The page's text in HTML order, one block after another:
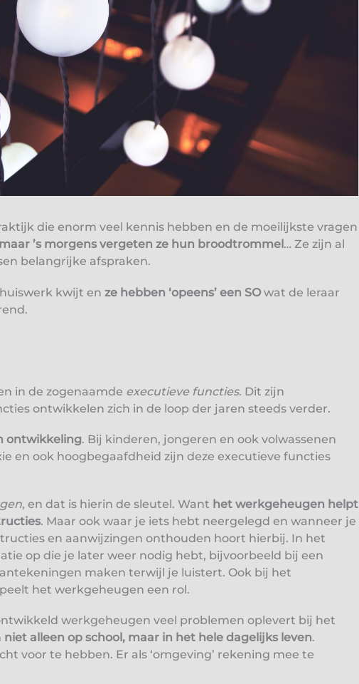
die enorm veel kennis hebben en de moeilijkste vragen
’s morgens vergeten ze hun broodtrommel … Ze zijn al
belangrijke afspraken.
kwijt en ze hebben ‘opeens’ een SOwat de leraar
in de zogenaamde executieve functies. Dit zijn
ontwikkelen zich in de loop der jaren steeds verder.
ontwikkeling. Bij kinderen, jongeren en ook volwassenen
en ook hoogbegaafdheid zijn deze executieve functies
, en dat is hierin de sleutel. Want het werkgeheugen helpt
. Maar ook waar je iets hebt neergelegd en wanneer je
en aanwijzingen onthouden hoort hierbij. In het
op die je later weer nodig hebt, bijvoorbeeld bij een
maken terwijl je luistert. Ook bij het
het werkgeheugen een rol.
werkgeheugen veel problemen oplevert bij het
niet alleen op school, maar in het hele dagelijks leven.
voor te hebben. Er als ‘omgeving’ rekening mee te